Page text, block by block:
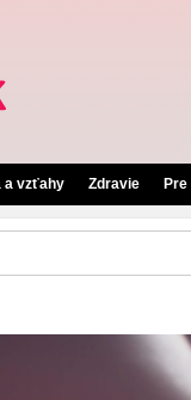
a vzťahy Zdravie